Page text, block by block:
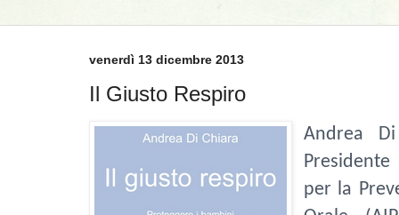
venerdì 13 dicembre 2013
Il Giusto Respiro
Andrea
per la